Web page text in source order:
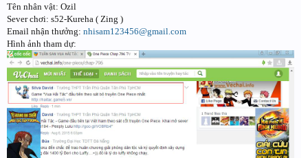
Tên nhân vật: Ozil
Sever chơi: s52-Kureha ( Zing )
Email nhận thưởng: nhisam123456@gmail.com
Hình ảnh tham dự: